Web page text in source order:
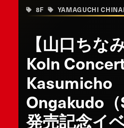
8F YAMAGUCHI
【山口ちな
Koln
Kasumicho
Ongakudo（
発売記念イ